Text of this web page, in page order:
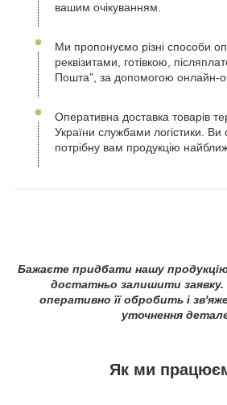
вашим очікуванням.
Ми пропонуємо різні способи
реквізитами, готівкою,
Пошта", за допомогою онлайн-
Оперативна доставка товарів
України службами логістики. Ви
потрібну вам продукцію
Бажаєте придбати нашу
достатньо залишити
оперативно її обробить і
уточнення
Як ми